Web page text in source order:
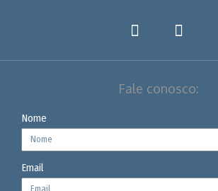
Fale conosco:
Nome
Email